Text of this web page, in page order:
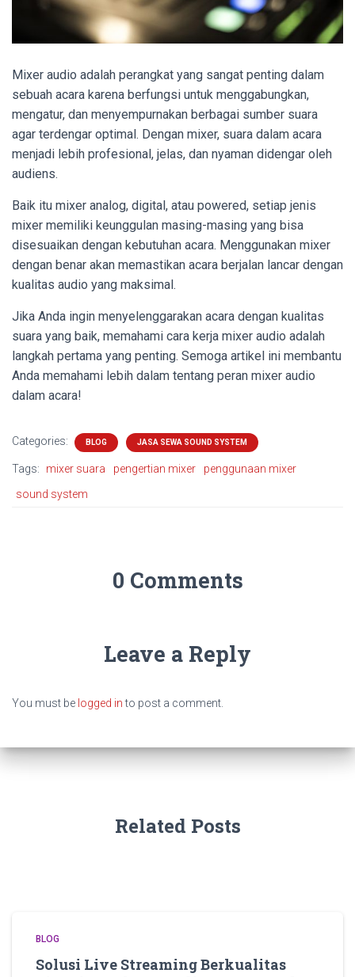
Mixer audio adalah perangkat yang sangat penting dalam
sebuah acara karena berfungsi untuk menggabungkan,
mengatur, dan menyempurnakan berbagai sumber suara
agar terdengar optimal. Dengan mixer, suara dalam acara
menjadi lebih profesional, jelas, dan nyaman didengar oleh
audiens.
Baik itu mixer analog, digital, atau powered, setiap jenis
mixer memiliki keunggulan masing-masing yang bisa
disesuaikan dengan kebutuhan acara. Menggunakan mixer
dengan benar akan memastikan acara berjalan lancar dengan
kualitas audio yang maksimal.
Jika Anda ingin menyelenggarakan acara dengan kualitas
suara yang baik, memahami cara kerja mixer audio adalah
langkah pertama yang penting. Semoga artikel ini membantu
Anda memahami lebih dalam tentang peran mixer audio
dalam acara!
Categories: BLOG JASA SEWA SOUND SYSTEM
Tags: mixer suara pengertian mixer
penggunaan mixer
sound system
0 Comments
Leave a Reply
You must be logged into post a comment.
Related Posts
BLOG
Solusi Live Streaming Berkualitas